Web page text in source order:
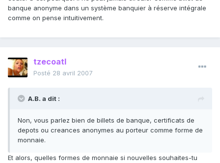
banque anonyme dans un système banquier à réserve intégrale
comme on pense intuitivement.
tzecoatl
Posté 28 avril 2007
A.B. a dit :
Non, vous parlez bien de billets de banque, certificats de
depots ou creances anonymes au porteur comme forme de
monnaie.
Et alors, quelles formes de monnaie si nouvelles souhaites-tu